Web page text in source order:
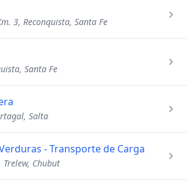
3, Reconquista, Santa Fe
Santa Fe
Salta
- Transporte de Carga
Chubut